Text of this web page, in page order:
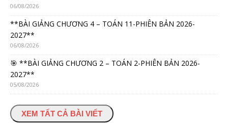
06/08/2026
**BÀI GIẢNG CHƯƠNG 4 – TOÁN 11-PHIÊN BẢN 2026-
2027**
06/08/2026
🎯 **BÀI GIẢNG CHƯƠNG 2 – TOÁN 2-PHIÊN BẢN 2026-
2027**
05/08/2026
XEM TẤT CẢ BÀI VIẾT